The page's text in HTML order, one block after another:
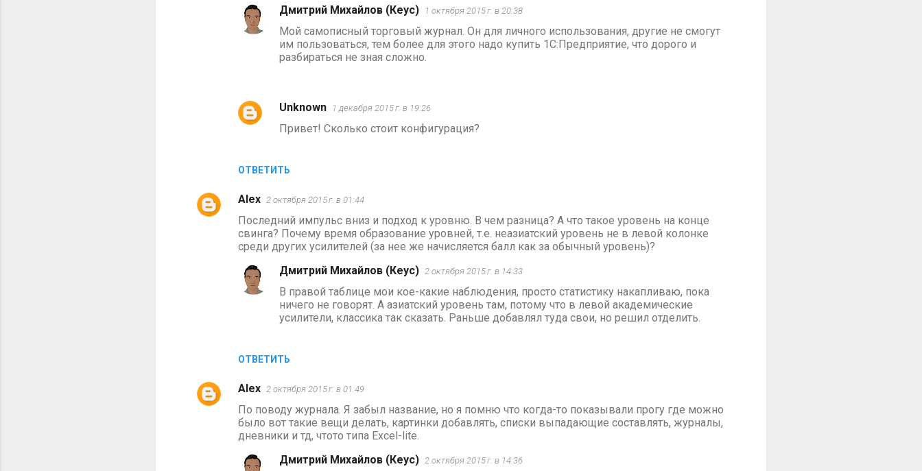
ОТВЕТИТЬ
Дмитрий Михайлов (Кеус) 1 октября 2015 г. в 20:38
Мой самописный торговый журнал. Он для личного использования, другие не смогут
им пользоваться, тем более для этого надо купить 1С:Предприятие, что дорого и
разбираться не зная сложно.
Unknown 1 декабря 2015 г. в 19:26
Привет! Сколько стоит конфигурация?
Alex 2 октября 2015 г. в 01:44
Последний импульс вниз и подход к уровню. В чем разница? А что такое уровень на конце
свинга? Почему время образование уровней, т.е. неазиатский уровень не в левой колонке
среди других усилителей (за нее же начисляется балл как за обычный уровень)?
ОТВЕТИТЬ
Дмитрий Михайлов (Кеус) 2 октября 2015 г. в 14:33
В правой таблице мои кое-какие наблюдения, просто статистику накапливаю, пока
ничего не говорят. А азиатский уровень там, потому что в левой академические
усилители, классика так сказать. Раньше добавлял туда свои, но решил отделить.
Alex 2 октября 2015 г. в 01:49
По поводу журнала. Я забыл название, но я помню что когда-то показывали прогу где можно
было вот такие вещи делать, картинки добавлять, списки выпадающие составлять, журналы,
дневники и тд, чтото типа Excel-lite.
Дмитрий Михайлов (Кеус) 2 октября 2015 г. в 14:36